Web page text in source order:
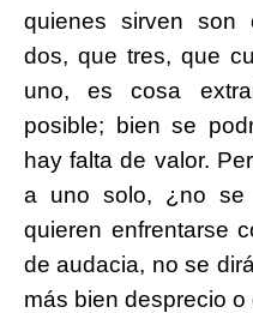
quienes sirven son
dos, que tres, que
uno, es cosa
posible; bien se
hay falta de valor.
a uno solo, ¿no se
quieren enfrentarse
de audacia, no se
más bien desprecio o